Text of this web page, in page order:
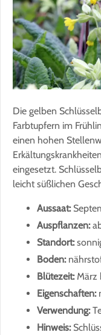
Die gelben
Farbtupfern im
einen hohen
eingesetzt.
leicht süßlichen
Aussaat:
Auspflanzen:
Standort:
Boden:
Blütezeit:März
Eigenschaften:
Verwendung:
Hinweis: